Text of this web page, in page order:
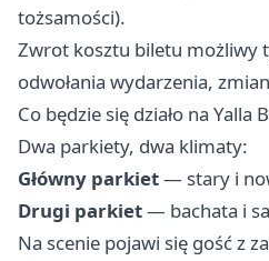
tożsamości).
Zwrot kosztu biletu możliwy
odwołania wydarzenia,
Co będzie się działo na
Dwa parkiety, dwa klimaty:
Główny parkiet— stary i
Drugi parkiet— bachata i
Na scenie pojawi się gość z